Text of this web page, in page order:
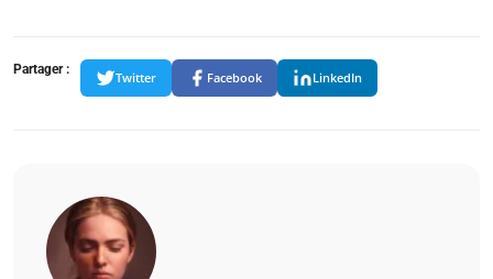
Partager :
Twitter Facebook LinkedIn